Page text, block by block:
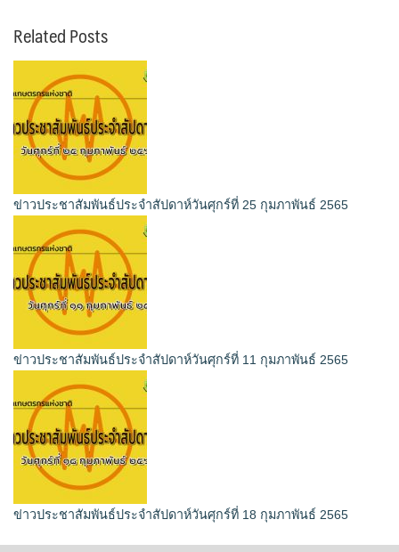
Related Posts
ข่าวประชาสัมพันธ์ประจำสัปดาห์วันศุกร์ที่ 25 กุมภาพันธ์ 2565
ข่าวประชาสัมพันธ์ประจำสัปดาห์วันศุกร์ที่ 11 กุมภาพันธ์ 2565
ข่าวประชาสัมพันธ์ประจำสัปดาห์วันศุกร์ที่ 18 กุมภาพันธ์ 2565